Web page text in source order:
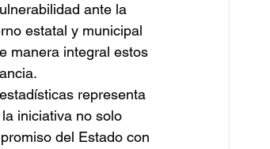
ante la
estatal y municipal
manera integral estos
representa
iniciativa no solo
del Estado con